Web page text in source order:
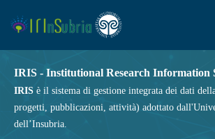
IRIS - Institutional Research Information
IRIS è il sistema di gestione integrata dei dati
progetti, pubblicazioni, attività) adottato
dell’Insubria.